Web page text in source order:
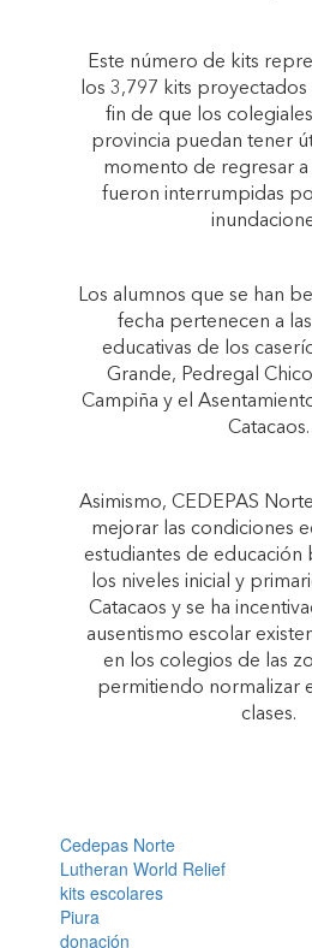
Este número de kits
los 3,797 kits proyectados
fin de que los
provincia puedan tener
momento de regresar a
fueron interrumpidas
Los alumnos que se han
fecha pertenecen a
educativas de los
Grande, Pedregal
Campiña y el
Catacaos.
Asimismo, CEDEPAS
mejorar las condiciones
estudiantes de educación
los niveles inicial y
Catacaos y se ha
ausentismo escolar
en los colegios de las
permitiendo normalizar
clases.
Cedepas Norte
Lutheran World Relief
kits escolares
Piura
donación